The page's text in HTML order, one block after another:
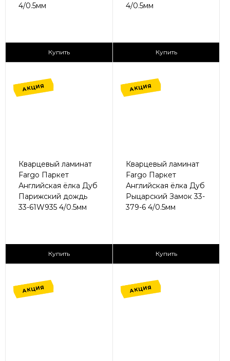
4/0.5мм
2
Купить
4/0.5мм
2
Купить
АКЦИЯ
Кварцевый ламинат
Fargo Паркет
Английская ёлка Дуб
Парижский дождь
33-61W935 4/0.5мм
2
Купить
АКЦИЯ
Кварцевый ламинат
Fargo Паркет
Английская ёлка Дуб
Рыцарский Замок 33-
379-6 4/0.5мм
2
Купить
АКЦИЯ АКЦИЯ